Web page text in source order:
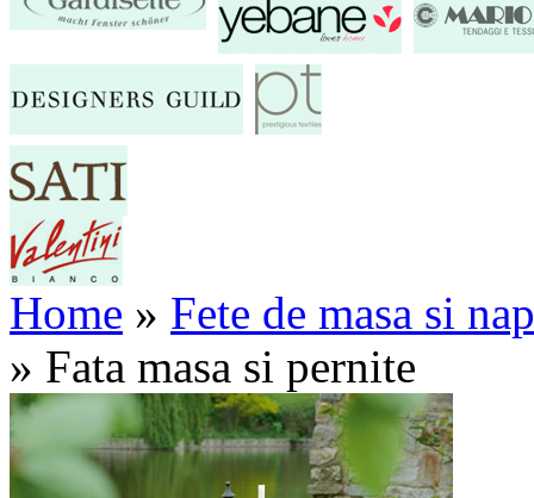
Home » Fete de masa si
» Fata masa si pernite